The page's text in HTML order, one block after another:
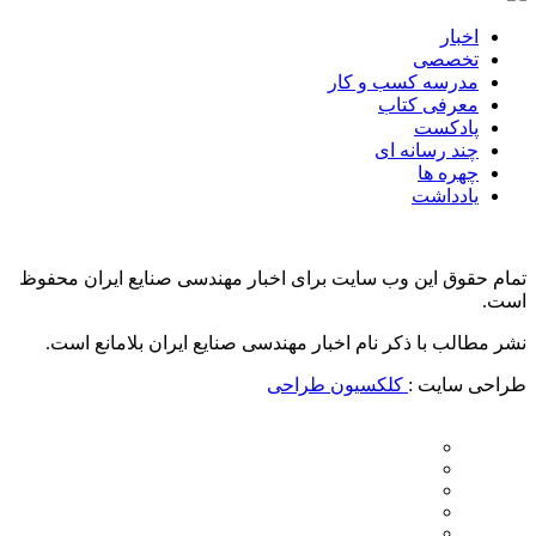
اخبار
تخصصی
مدرسه کسب و کار
معرفی کتاب
پادکست
چند رسانه ای
چهره ها
یادداشت
تمام حقوق این وب سایت برای اخبار مهندسی صنایع ایران محفوظ
است.
نشر مطالب با ذکر نام اخبار مهندسی صنایع ایران بلامانع است.
طراحی سایت : کلکسیون طراحی